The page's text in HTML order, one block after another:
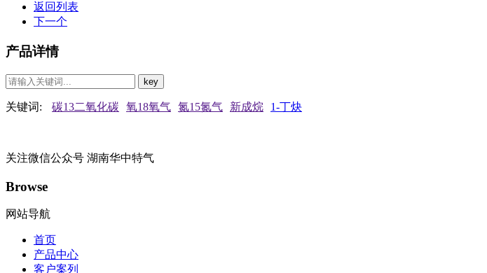
返回列表
下一个
产品详情
关键词: 碳13二氧化碳 氧18氧气 氮15氮气 新成烷 1-丁炔
关注微信公众号 湖南华中特气
Browse
网站导航
首页
产品中心
客户案列